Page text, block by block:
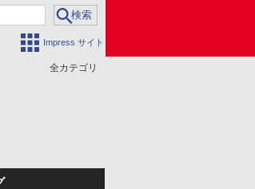
Impress サイト
全カテゴリ